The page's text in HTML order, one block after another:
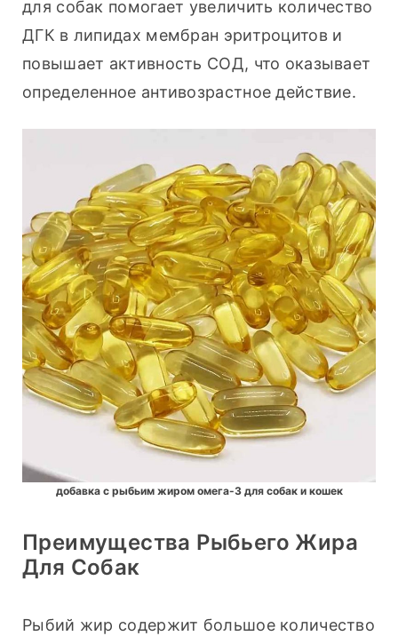
для собак помогает увеличить количество
ДГК в липидах мембран эритроцитов и
повышает активность СОД, что оказывает
определенное антивозрастное действие.
добавка с рыбьим жиром омега-3 для собак и кошек
Преимущества Рыбьего Жира
Для Собак
Рыбий жир содержит большое количество